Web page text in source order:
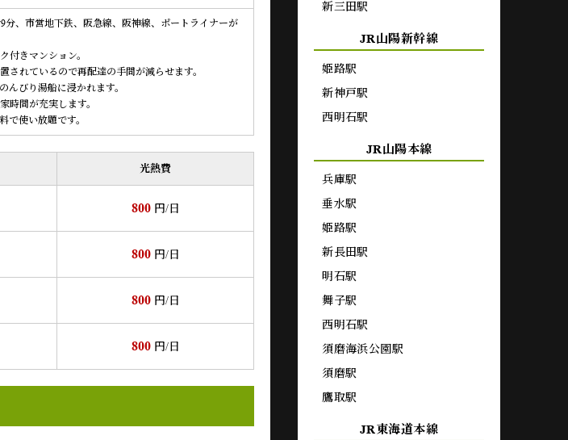
分、市営地下鉄、阪急線、阪神線、ポートライナーが
付きマンション。
されているので再配達の手間が減らせます。
んびり湯船に浸かれます。
時間が充実します。
で使い放題です。
光熱費
800 円/日
800 円/日
800 円/日
800 円/日
新三田駅
JR山陽新幹線
姫路駅
新神戸駅
西明石駅
JR山陽本線
兵庫駅
垂水駅
姫路駅
新長田駅
明石駅
舞子駅
西明石駅
須磨海浜公園駅
須磨駅
鷹取駅
JR東海道本線